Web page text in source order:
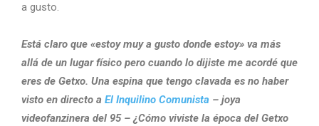
a gusto.
Está claro que «estoy muy a gusto donde estoy» va más
allá de un lugar físico pero cuando lo dijiste me acordé que
eres de Getxo. Una espina que tengo clavada es no haber
visto en directo a El Inquilino Comunista – joya
videofanzinera del 95 – ¿Cómo viviste la época del Getxo